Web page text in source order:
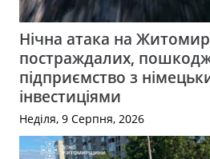
Нічна атака на
постраждалих,
підприємство з
інвестиціями
Неділя, 9 Серпня, 2026